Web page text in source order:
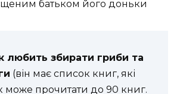
батьком його доньки
любить збирати гриби та
(він має список книг, які
може прочитати до 90 книг.